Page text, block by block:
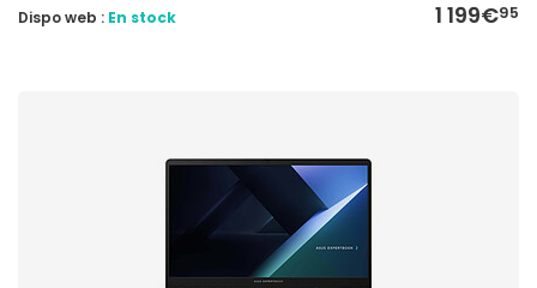
1 199€95
Dispo web : En stock